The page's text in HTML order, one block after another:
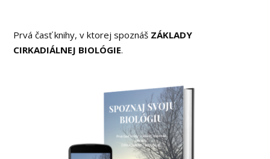
Prvá časť knihy, v ktorej spoznáš ZÁKLADY
CIRKADIÁLNEJ BIOLÓGIE.